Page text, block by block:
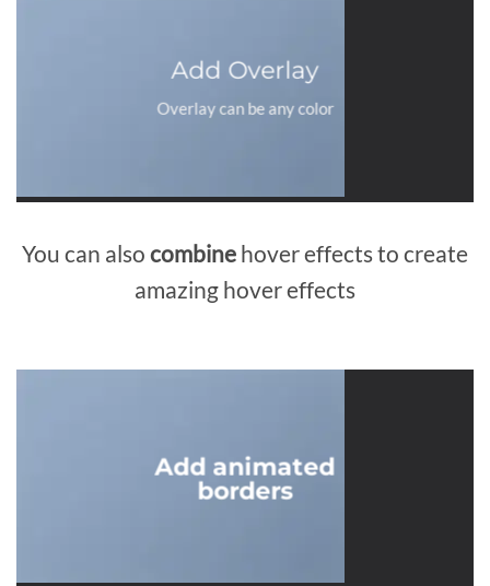
Add Overlay
Overlay can be any color
You can also combine hover effects to create
amazing hover effects
Add animated
borders